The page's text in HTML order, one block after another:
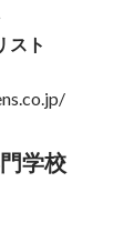
スト
学校